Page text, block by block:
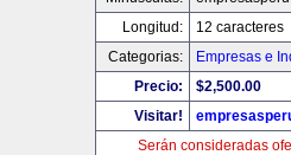
Longitud:
12 caracteres
Categorias:
Empresas e
Precio:
$2,500.00
Visitar!
Serán consideradas